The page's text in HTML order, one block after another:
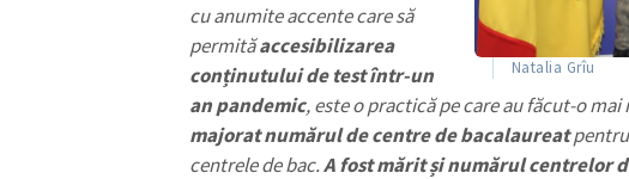
Natalia Grîu
cu anumite accente care să
permităaccesibilizarea
conținutului de test într-un
an pandemic, este o practică pe care au făcut-o
majorat numărul de centre de bacalaureat
centrele de bac.A fost mărit și numărul centrelor